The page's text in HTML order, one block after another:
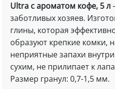
Ultra с ароматом кофе, 5 л
заботливых хозяев.
глины, которая
образуют крепкие комки,
неприятные запахи
сухим, не прилипает к
Размер гранул: 0,7-1,5 мм.